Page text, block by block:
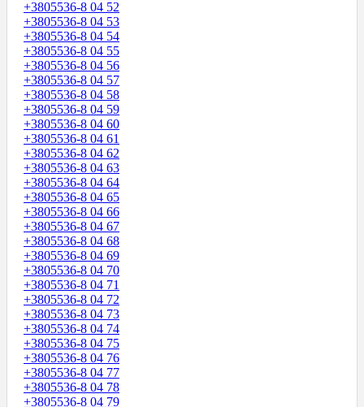
+3805536-8 04 52
+3805536-8 04 53
+3805536-8 04 54
+3805536-8 04 55
+3805536-8 04 56
+3805536-8 04 57
+3805536-8 04 58
+3805536-8 04 59
+3805536-8 04 60
+3805536-8 04 61
+3805536-8 04 62
+3805536-8 04 63
+3805536-8 04 64
+3805536-8 04 65
+3805536-8 04 66
+3805536-8 04 67
+3805536-8 04 68
+3805536-8 04 69
+3805536-8 04 70
+3805536-8 04 71
+3805536-8 04 72
+3805536-8 04 73
+3805536-8 04 74
+3805536-8 04 75
+3805536-8 04 76
+3805536-8 04 77
+3805536-8 04 78
+3805536-8 04 79